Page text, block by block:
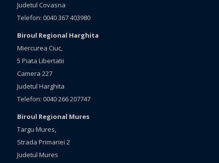
Judetul Covasna
Telefon: 0040 367 403980
Biroul Regional Harghita
Miercurea Ciuc,
5 Piata Libertatii
Camera 227
Judetul Harghita
Telefon: 0040 266 207747
Biroul Regional Mures
Targu Mures,
Strada Primariei 2
Judetul Mures